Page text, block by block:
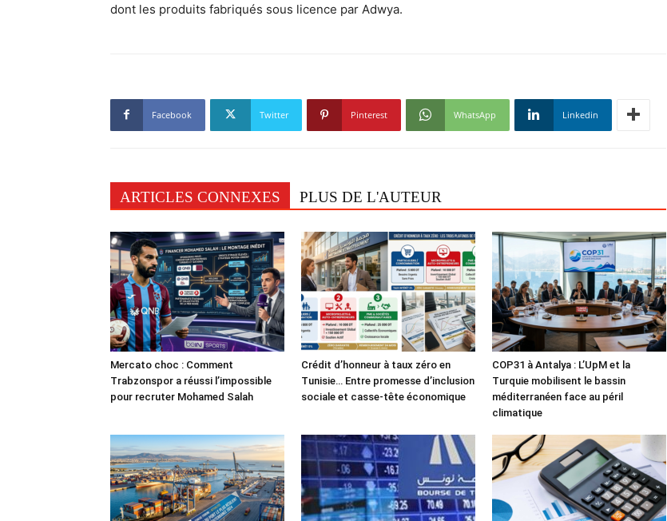
dont les produits fabriqués sous licence par Adwya.
Facebook Twitter Pinterest WhatsApp Linkedin
ARTICLES CONNEXES PLUS DE L'AUTEUR
Mercato choc : Comment
Trabzonspor a réussi l’impossible
pour recruter Mohamed Salah
Crédit d’honneur à taux zéro en
Tunisie… Entre promesse d’inclusion
sociale et casse-tête économique
COP31 à Antalya : L’UpM et la
Turquie mobilisent le bassin
méditerranéen face au péril
climatique